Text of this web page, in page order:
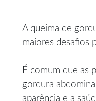
A queima de
maiores desafios
É comum que as
gordura
aparência e a